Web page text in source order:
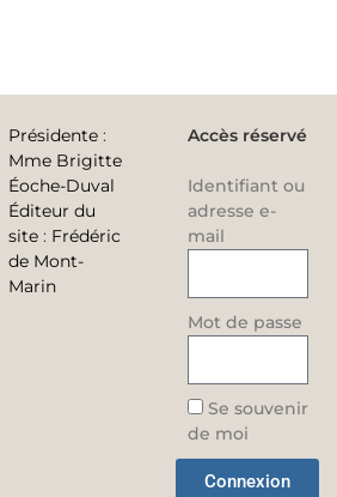
Présidente :
Mme Brigitte
Éoche-Duval
Éditeur du
site : Frédéric
de Mont-
Marin
Accès réservé
Identifiant ou
adresse e-
mail
Mot de passe
Se souvenir
de moi
Connexion